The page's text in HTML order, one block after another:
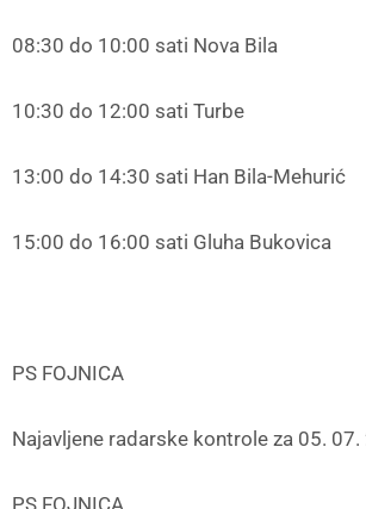
08:30 do 10:00 sati Nova Bila
10:30 do 12:00 sati Turbe
13:00 do 14:30 sati Han Bila-Mehurić
15:00 do 16:00 sati Gluha Bukovica
PS FOJNICA
Najavljene radarske kontrole za 05.
PS FOJNICA